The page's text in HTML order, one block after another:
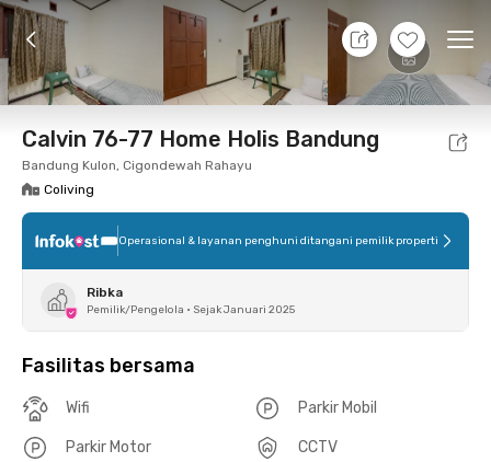
+4
10 Agt 26 - Belum tahu
Foto Fasilitas bersama Lokasi Kamar
Calvin 76-77 Home Holis Bandung
Bandung Kulon, Cigondewah Rahayu
Coliving
Operasional & layanan penghuni ditangani pemilik properti
Ribka
Pemilik/Pengelola • Sejak Januari 2025
Fasilitas bersama
Wifi Parkir Mobil
Parkir Motor CCTV